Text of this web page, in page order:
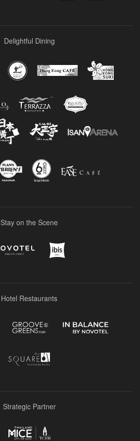
Delightful Dining
Stay on the Scene
Hotel Restaurants
Strategic Partner